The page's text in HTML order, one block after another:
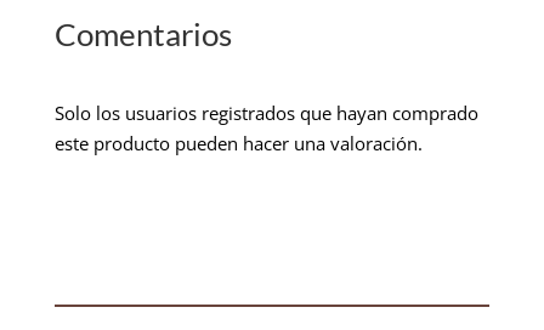
Comentarios
Solo los usuarios registrados que hayan comprado
este producto pueden hacer una valoración.